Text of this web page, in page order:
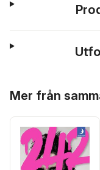
Mer från